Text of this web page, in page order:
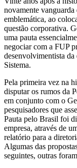
novamente
emblemática, ao
questão corporativa.
uma pauta
negociar com a FUP
desenvolvimentista da
Sistema.
Pela primeira vez na
disputar os rumos da
em conjunto com o
pesquisadores que
Pauta pelo Brasil foi
empresa, através de
relatório para a
Algumas das
seguintes, outras